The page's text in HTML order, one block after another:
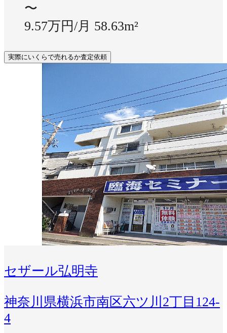
〜
9.57万円/月 58.63m²
実際にいくらで売れるか査定依頼
セザール弘明寺
神奈川県横浜市南区六ツ川2丁目124-
4